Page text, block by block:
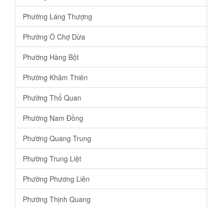
Phường Láng Thượng
Phường Ô Chợ Dừa
Phường Hàng Bột
Phường Khâm Thiên
Phường Thổ Quan
Phường Nam Đồng
Phường Quang Trung
Phường Trung Liệt
Phường Phương Liên
Phường Thịnh Quang